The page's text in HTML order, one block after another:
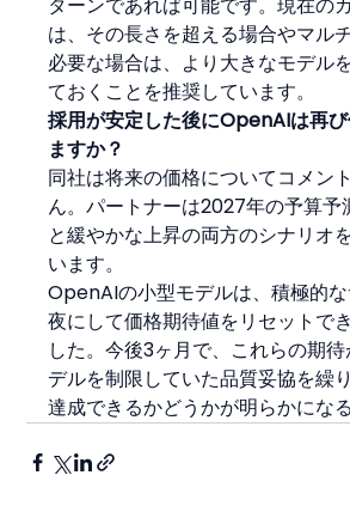
は、その長さを超える場合やマル
必要な場合は、より大きなモデル
ておくことを推奨しています。
採用が安定した後にOpenAIは再
ますか？
同社は将来の価格についてコメン
ん。パートナーは2027年の予算予
と緩やかな上昇の両方のシナリオ
います。
OpenAIの小型モデルは、積極的
夜にして価格期待値をリセットで
した。今後3ヶ月で、これらの期
デルを制限していた品質妥協を繰
達成できるかどうかが明らかになる